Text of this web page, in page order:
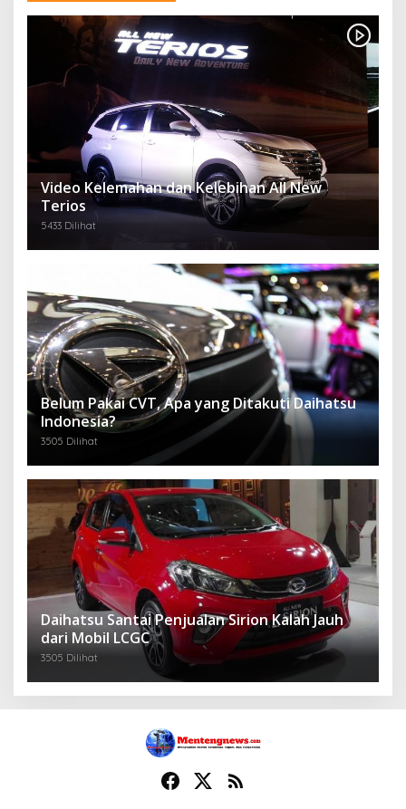
Video Kelemahan dan Kelebihan All New
Terios
5433 Dilihat
Belum Pakai CVT, Apa yang Ditakuti Daihatsu
Indonesia?
3505 Dilihat
Daihatsu Santai Penjualan Sirion Kalah Jauh
dari Mobil LCGC
3505 Dilihat